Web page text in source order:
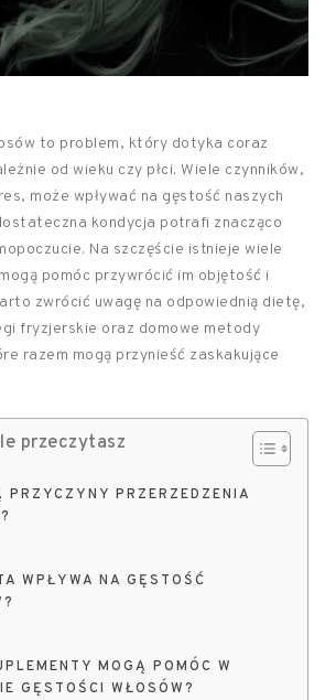
to problem, który dotyka coraz
od wieku czy płci. Wiele czynników,
może wpływać na gęstość naszych
kondycja potrafi znacząco
Na szczęście istnieje wiele
pomóc przywrócić im objętość i
zwrócić uwagę na odpowiednią dietę,
fryzjerskie oraz domowe metody
razem mogą przynieść zaskakujące
przeczytasz
PRZYCZYNY PRZERZEDZENIA
WPŁYWA NA GĘSTOŚĆ
MOGĄ POMÓC W
GĘSTOŚCI WŁOSÓW?